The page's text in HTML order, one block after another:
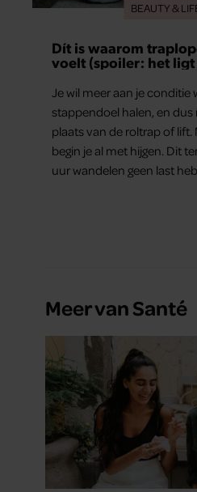
BEAUTY &
Dít is waarom
voelt (spoiler: het
Je wil meer aan je conditie
stappendoel halen, en dus
plaats van de roltrap of lift.
begin je al met hijgen. Dit
uur wandelen geen last
Meer van Santé